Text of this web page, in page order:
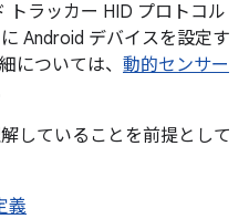
トラッカー HID プロトコル
Android デバイスを設定す
については、 動的センサー
していることを前提として
義